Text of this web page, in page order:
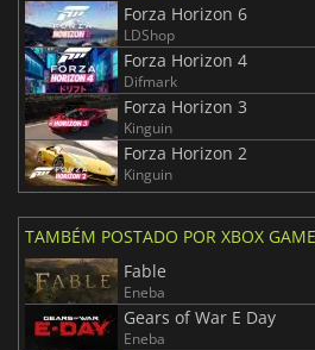
Forza Horizon 6
LDShop
Forza Horizon 4
Difmark
Forza Horizon 3
Kinguin
Forza Horizon 2
Kinguin
TAMBÉM POSTADO POR XBOX
Fable
Eneba
Gears of War E Day
Eneba